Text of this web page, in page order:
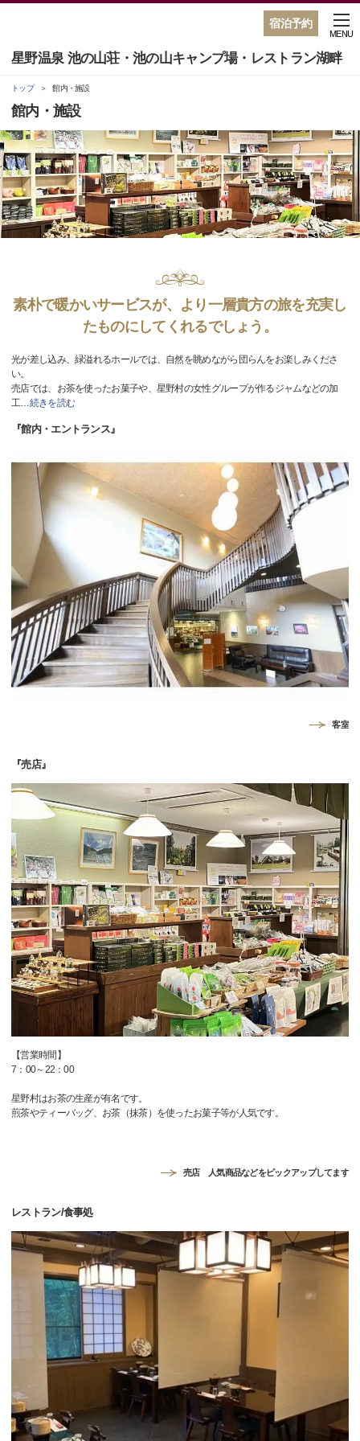
宿泊予約
星野温泉 池の山荘・池の山キャンプ場・レストラン湖畔
MENU
トップ 館内・施設
館内・施設
素朴で暖かいサービスが、より一層貴方の旅を充実し
たものにしてくれるでしょう。
光が差し込み、緑溢れるホールでは、自然を眺めながら団らんをお楽しみくださ
い。
売店では、お茶を使ったお菓子や、星野村の女性グループが作るジャムなどの加
工…続きを読む
『館内・エントランス』
客室
『売店』
【営業時間】
7：00～22：00
星野村はお茶の生産が有名です。
煎茶やティーバッグ、お茶（抹茶）を使ったお菓子等が人気です。
売店 人気商品などをピックアップしてます
レストラン/食事処